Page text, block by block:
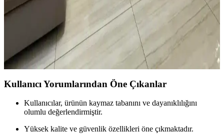
Değişikliği Olmadan Mekân Yenileme Yöntemleri
Oturma odasında büyük mobilyalar değiştirilmeden halı seçimi,
mobilya örtüleri, aydınlatma, duvar dekorasyonu ve bitkilerle
mekânın sıcaklığı ve estetiği artırılabilir. Katmanlı aydınlatma ve
yumuşak dokular ortamı tamamlar.
Kullanıcı Yorumlarından Öne Çıkanlar
Kullanıcılar, ürünün kaymaz tabanını ve dayanıklılığını
olumlu değerlendirmiştir.
Yüksek kalite ve güvenlik özellikleri öne çıkmaktadır.